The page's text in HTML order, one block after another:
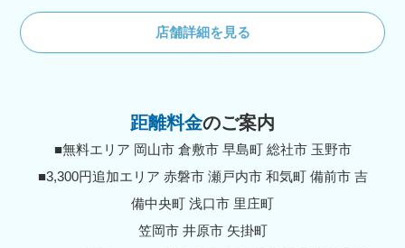
店舗詳細を見る
距離料金のご案内
■無料エリア 岡山市 倉敷市 早島町 総社市 玉野市
■3,300円追加エリア 赤磐市 瀬戸内市 和気町 備前市 吉
備中央町 浅口市 里庄町
笠岡市 井原市 矢掛町